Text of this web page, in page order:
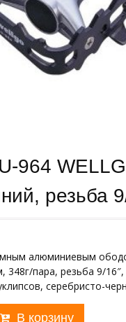
964
резьба
алюминиевым
348г/пара, резьба 9/
серебристо-
В корзину